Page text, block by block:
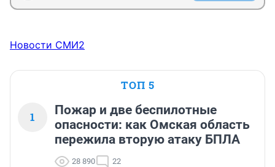
Новости СМИ2
ТОП 5
1
Пожар и две беспилотные
опасности: как Омская область
пережила вторую атаку БПЛА
28 890 22